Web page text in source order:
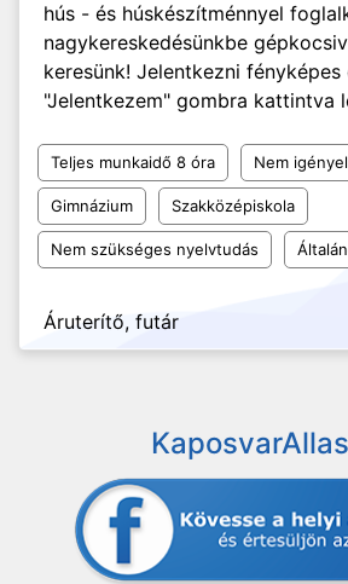
hús - és húskészítménnyel
nagykereskedésünkbe
keresünk! Jelentkezni
"Jelentkezem" gombra kattintva
Teljes munkaidő 8 óra Nem
Gimnázium Szakközépiskola
Nem szükséges nyelvtudás
Áruterítő, futár